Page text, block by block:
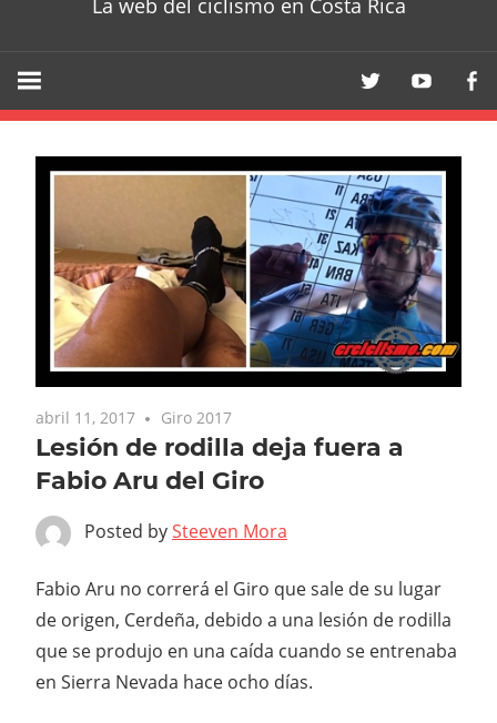
La web del ciclismo en Costa Rica
abril 11, 2017 Giro 2017
Lesión de rodilla deja fuera a
Fabio Aru del Giro
Posted bySteeven Mora
Fabio Aru no correrá el Giro que sale de su lugar
de origen, Cerdeña, debido a una lesión de rodilla
que se produjo en una caída cuando se entrenaba
en Sierra Nevada hace ocho días.